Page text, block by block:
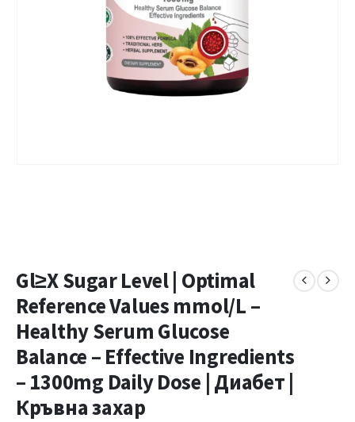
Gl≥Х Sugar Level | Optimal
Reference Values mmol/L –
Healthy Serum Glucose
Balance – Effective Ingredients
– 1300mg Daily Dose | Диабет |
Кръвна захар